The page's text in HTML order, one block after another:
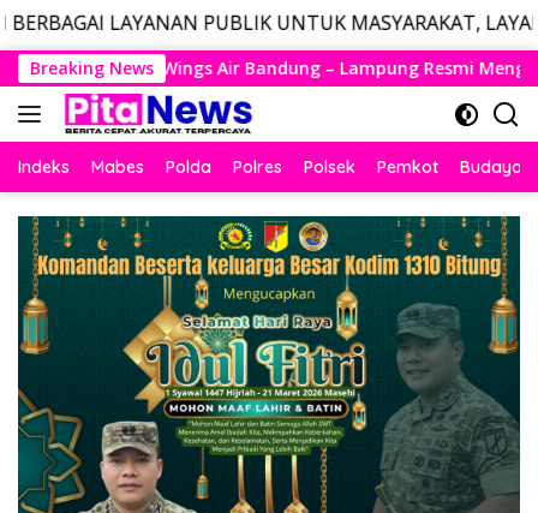
PUBLIK UNTUK MASYARAKAT, LAYANAN
Langsung
ke
konten
Breaking News
– Lampung Resmi Mengudara, Husein Kembali Layani
Indeks Mabes Polda Polres Polsek Pemkot Budaya